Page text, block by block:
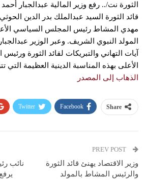
الثورة نت/.. رفع وزير المالية عبدالجبار
قائد الثورة السيد عبدالملك بدر الدين
مهدي المشاط رئيس المجلس السياسي
المولد النبوي الشريف. وعبر الوزير
آيات التهاني والتبريكات لقائد الثورة
الأعلى بهذه المناسبة الدينية العظيمة
الذهاب إلى المصدر
Share
Facebook
Twitter
وزير الاقتصاد يهنئ قائد الثورة
والرئيس المشاط بالمولد
نائب